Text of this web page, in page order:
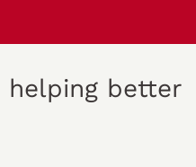
helping better